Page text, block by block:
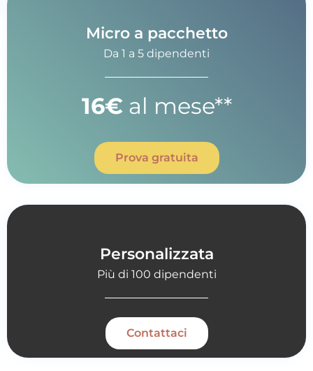
Micro a pacchetto
Da 1 a 5 dipendenti
16€al mese**
Prova gratuita
Personalizzata
Più di 100 dipendenti
Contattaci